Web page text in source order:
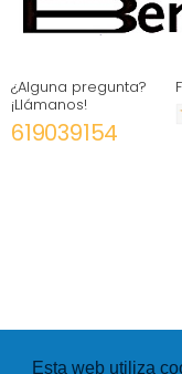
Esta web utiliza
¿Alguna pregunta?
¡Llámanos!
619039154